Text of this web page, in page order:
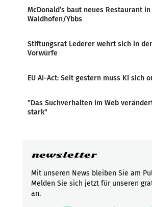
McDonald’s baut neues Restaurant in
Waidhofen/Ybbs
Stiftungsrat Lederer wehrt sich in
Vorwürfe
EU AI-Act: Seit gestern muss KI sich
"Das Suchverhalten im Web
stark"
newsletter
Mit unseren News bleiben Sie am
Melden Sie sich jetzt für unseren
an.